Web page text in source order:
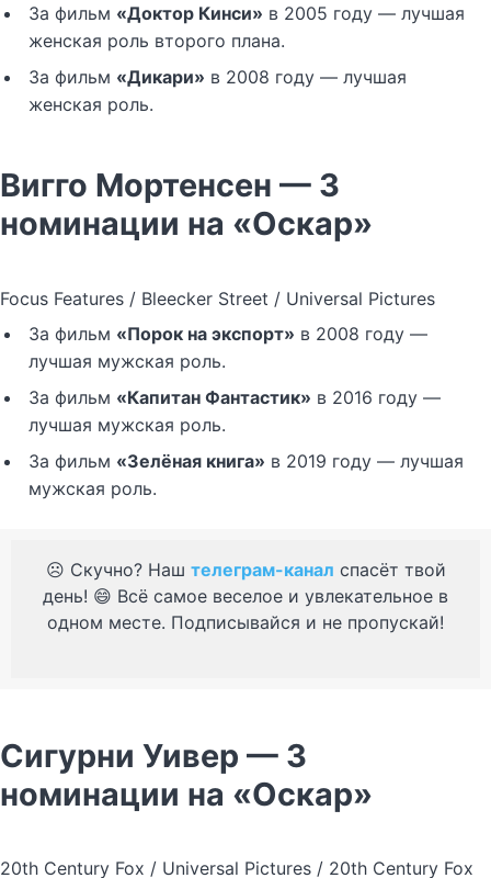
За фильм «Доктор Кинси» в 2005 году — лучшая
женская роль второго плана.
За фильм «Дикари» в 2008 году — лучшая
женская роль.
Вигго Мортенсен — 3
номинации на «Оскар»
Focus Features / Bleecker Street / Universal Pictures
За фильм «Порок на экспорт» в 2008 году —
лучшая мужская роль.
За фильм «Капитан Фантастик» в 2016 году —
лучшая мужская роль.
За фильм «Зелёная книга» в 2019 году — лучшая
мужская роль.
☹️ Скучно? Наш телеграм-канал спасёт твой
день! 😄 Всё самое веселое и увлекательное в
одном месте. Подписывайся и не пропускай!
Сигурни Уивер — 3
номинации на «Оскар»
20th Century Fox / Universal Pictures / 20th Century Fox